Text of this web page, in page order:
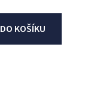
DO KOŠÍKU